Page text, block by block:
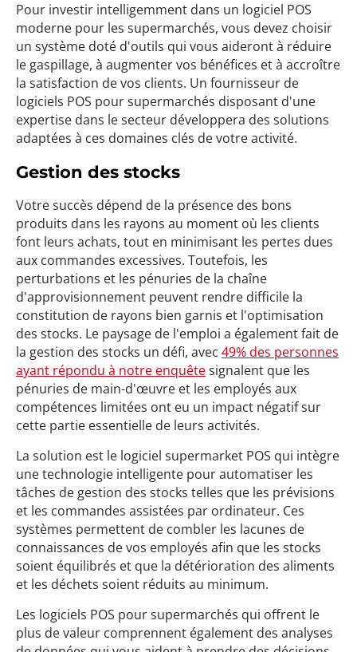
Pour investir intelligemment dans un logiciel POS
moderne pour les supermarchés, vous devez choisir
un système doté d'outils qui vous aideront à réduire
le gaspillage, à augmenter vos bénéfices et à accroître
la satisfaction de vos clients. Un fournisseur de
logiciels POS pour supermarchés disposant d'une
expertise dans le secteur développera des solutions
adaptées à ces domaines clés de votre activité.
Gestion des stocks
Votre succès dépend de la présence des bons
produits dans les rayons au moment où les clients
font leurs achats, tout en minimisant les pertes dues
aux commandes excessives. Toutefois, les
perturbations et les pénuries de la chaîne
d'approvisionnement peuvent rendre difficile la
constitution de rayons bien garnis et l'optimisation
des stocks. Le paysage de l'emploi a également fait de
la gestion des stocks un défi, avec 49% des personnes
ayant répondu à notre enquêtesignalent que les
pénuries de main-d'œuvre et les employés aux
compétences limitées ont eu un impact négatif sur
cette partie essentielle de leurs activités.
La solution est le logiciel supermarket POS qui intègre
une technologie intelligente pour automatiser les
tâches de gestion des stocks telles que les prévisions
et les commandes assistées par ordinateur. Ces
systèmes permettent de combler les lacunes de
connaissances de vos employés afin que les stocks
soient équilibrés et que la détérioration des aliments
et les déchets soient réduits au minimum.
Les logiciels POS pour supermarchés qui offrent le
plus de valeur comprennent également des analyses